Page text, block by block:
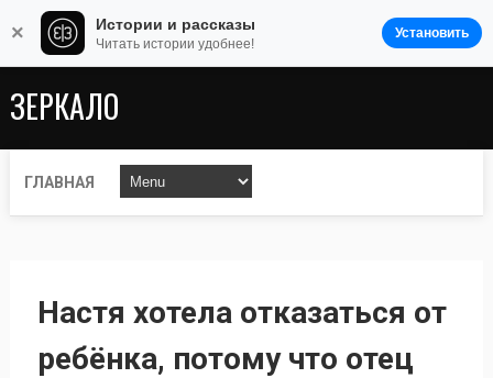
ЗЕРКАЛО
ГЛАВНАЯ
Настя хотела отказаться от
ребёнка, потому что отец
× Истории и рассказы
Читать истории удобнее!
Установить